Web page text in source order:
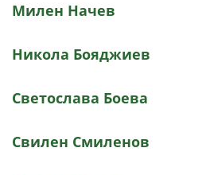
Милен Начев
Никола Бояджиев
Светослава Боева
Свилен Смиленов